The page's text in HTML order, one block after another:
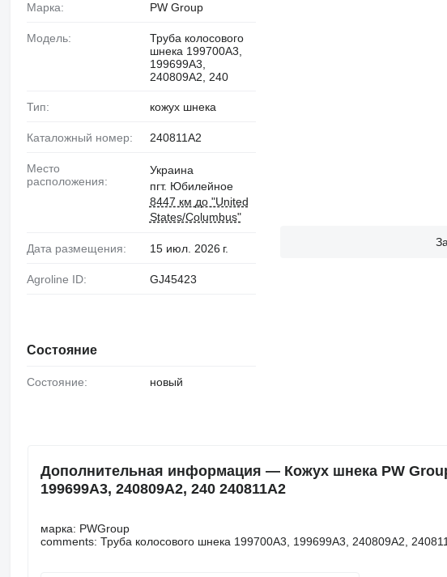
Марка: PW Group
Модель:
Труба колосового
шнека 199700A3,
199699A3,
240809A2, 240
Тип: кожух шнека
Каталожный номер: 240811A2
Место
расположения:
Украина
пгт. Юбилейное
8447 км до "United
States/Columbus"
Дата размещения: 15 июл. 2026 г.
Agroline ID: GJ45423
Состояние
Состояние: новый
Дополнительная информация — Кожух шнека PW
199699A3, 240809A2, 240 240811A2
марка: PWGroup
comments: Труба колосового шнека 199700A3, 199699A3, 240809A2,